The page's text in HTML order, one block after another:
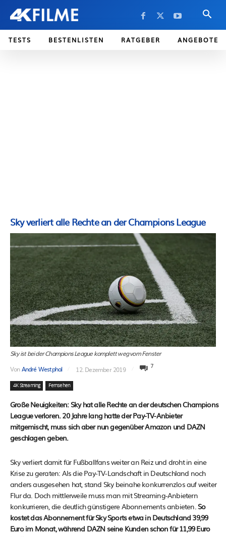
TESTS BESTENLISTEN RATGEBER ANGEBOTE
Sky verliert alle Rechte an der Champions League
Sky ist bei der Champions League komplett weg vom Fenster
VonAndré Westphal 12. Dezember 2019 7
4K Streaming Fernsehen
Große Neuigkeiten: Sky hat alle Rechte an der deutschen Champions
League verloren. 20 Jahre lang hatte der Pay-TV-Anbieter
mitgemischt, muss sich aber nun gegenüber Amazon und DAZN
geschlagen geben.
Sky verliert damit für Fußballfans weiter an Reiz und droht in eine
Krise zu geraten: Als die Pay-TV-Landschaft in Deutschland noch
anders ausgesehen hat, stand Sky beinahe konkurrenzlos auf weiter
Flur da. Doch mittlerweile muss man mit Streaming-Anbietern
konkurrieren, die deutlich günstigere Abonnements anbieten.So
kostet das Abonnement für Sky Sports etwa in Deutschland 39,99
Euro im Monat, während DAZN seine Kunden schon für 11,99 Euro